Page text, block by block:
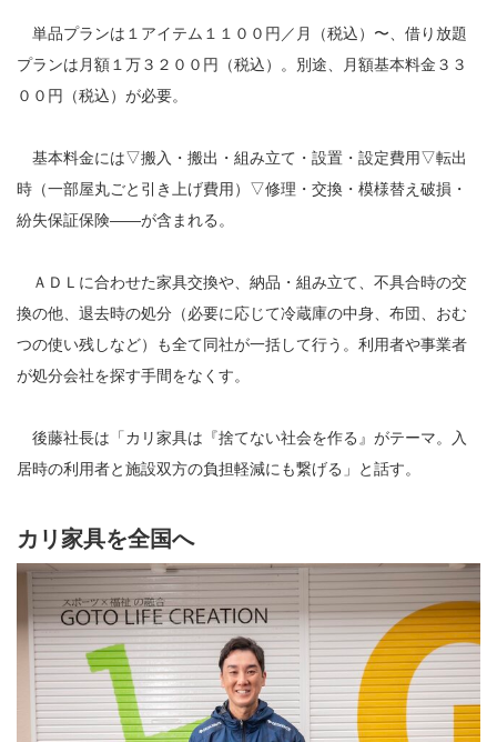
単品プランは１アイテム１１００円／月（税込）〜、借り放題
プランは月額１万３２００円（税込）。別途、月額基本料金３３
００円（税込）が必要。
基本料金には▽搬入・搬出・組み立て・設置・設定費用▽転出
時（一部屋丸ごと引き上げ費用）▽修理・交換・模様替え破損・
紛失保証保険――が含まれる。
ＡＤＬに合わせた家具交換や、納品・組み立て、不具合時の交
換の他、退去時の処分（必要に応じて冷蔵庫の中身、布団、おむ
つの使い残しなど）も全て同社が一括して行う。利用者や事業者
が処分会社を探す手間をなくす。
後藤社長は「カリ家具は『捨てない社会を作る』がテーマ。入
居時の利用者と施設双方の負担軽減にも繋げる」と話す。
カリ家具を全国へ